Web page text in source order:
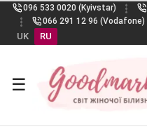
096 533 0020 (Kyivstar)
066 291 12 96 (Vodafone)
UK RU
☰